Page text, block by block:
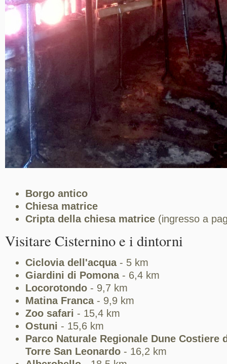
Borgo antico
Chiesa matrice
Cripta della chiesa matrice (ingresso a
Visitare Cisternino e i dintorni
Ciclovia dell'acqua- 5 km
Giardini di Pomona- 6,4 km
Locorotondo - 9,7 km
Matina Franca- 9,9 km
Zoo safari - 15,4 km
Ostuni - 15,6 km
Parco Naturale Regionale Dune Costiere
Torre San Leonardo - 16,2 km